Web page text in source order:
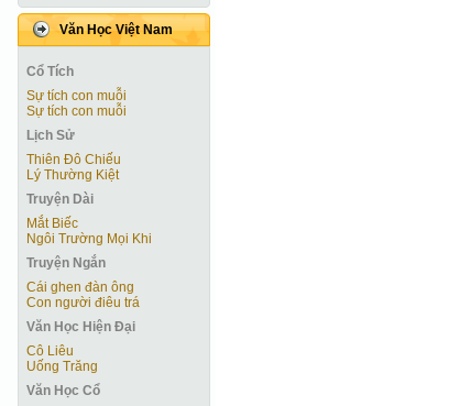
Văn Học Việt Nam
Cổ Tích
Sự tích con muỗi
Sự tích con muỗi
Lịch Sử
Thiên Đô Chiếu
Lý Thường Kiệt
Truyện Dài
Mắt Biếc
Ngôi Trường Mọi Khi
Truyện Ngắn
Cái ghen đàn ông
Con người điêu trá
Văn Học Hiện Ðại
Cô Liêu
Uống Trăng
Văn Học Cổ